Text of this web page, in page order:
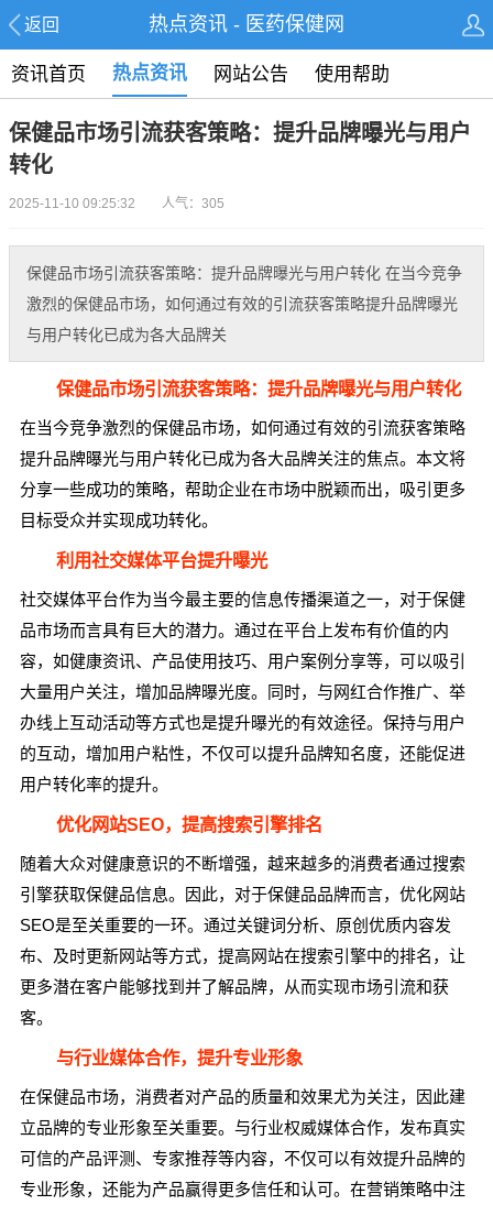
返回 热点资讯 - 医药保健网
资讯首页 热点资讯 网站公告 使用帮助
保健品市场引流获客策略：提升品牌曝光与用户
转化
2025-11-10 09:25:32 人气：305
保健品市场引流获客策略：提升品牌曝光与用户转化 在当今竞争
激烈的保健品市场，如何通过有效的引流获客策略提升品牌曝光
与用户转化已成为各大品牌关
保健品市场引流获客策略：提升品牌曝光与用户转化
在当今竞争激烈的保健品市场，如何通过有效的引流获客策略
提升品牌曝光与用户转化已成为各大品牌关注的焦点。本文将
分享一些成功的策略，帮助企业在市场中脱颖而出，吸引更多
目标受众并实现成功转化。
利用社交媒体平台提升曝光
社交媒体平台作为当今最主要的信息传播渠道之一，对于保健
品市场而言具有巨大的潜力。通过在平台上发布有价值的内
容，如健康资讯、产品使用技巧、用户案例分享等，可以吸引
大量用户关注，增加品牌曝光度。同时，与网红合作推广、举
办线上互动活动等方式也是提升曝光的有效途径。保持与用户
的互动，增加用户粘性，不仅可以提升品牌知名度，还能促进
用户转化率的提升。
优化网站SEO，提高搜索引擎排名
随着大众对健康意识的不断增强，越来越多的消费者通过搜索
引擎获取保健品信息。因此，对于保健品品牌而言，优化网站
SEO是至关重要的一环。通过关键词分析、原创优质内容发
布、及时更新网站等方式，提高网站在搜索引擎中的排名，让
更多潜在客户能够找到并了解品牌，从而实现市场引流和获
客。
与行业媒体合作，提升专业形象
在保健品市场，消费者对产品的质量和效果尤为关注，因此建
立品牌的专业形象至关重要。与行业权威媒体合作，发布真实
可信的产品评测、专家推荐等内容，不仅可以有效提升品牌的
专业形象，还能为产品赢得更多信任和认可。在营销策略中注